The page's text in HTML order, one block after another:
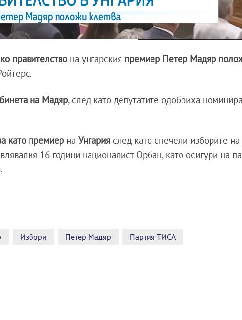
правителство на унгарския премиер Петер Мадяр
на Мадяр, след като депутатите одобриха
като премиер наУнгария след като спечели изборите на
16 години националист Орбан, като осигури на
Избори Петер Мадяр
Партия ТИСА